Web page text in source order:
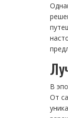
В
От